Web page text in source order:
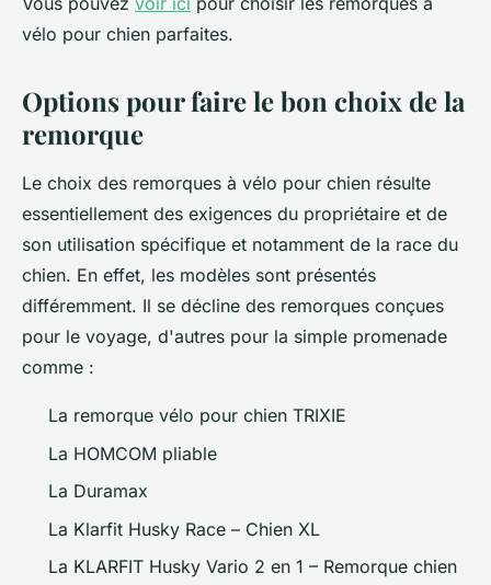
vélo pour chien parfaites.
Options pour faire le bon choix de la
remorque
Le choix des remorques à vélo pour chien résulte
essentiellement des exigences du propriétaire et de
son utilisation spécifique et notamment de la race du
chien. En effet, les modèles sont présentés
différemment. Il se décline des remorques conçues
pour le voyage, d'autres pour la simple promenade
comme :
La remorque vélo pour chien TRIXIE
La HOMCOM pliable
La Duramax
La Klarfit Husky Race – Chien XL
La KLARFIT Husky Vario 2 en 1 – Remorque chien